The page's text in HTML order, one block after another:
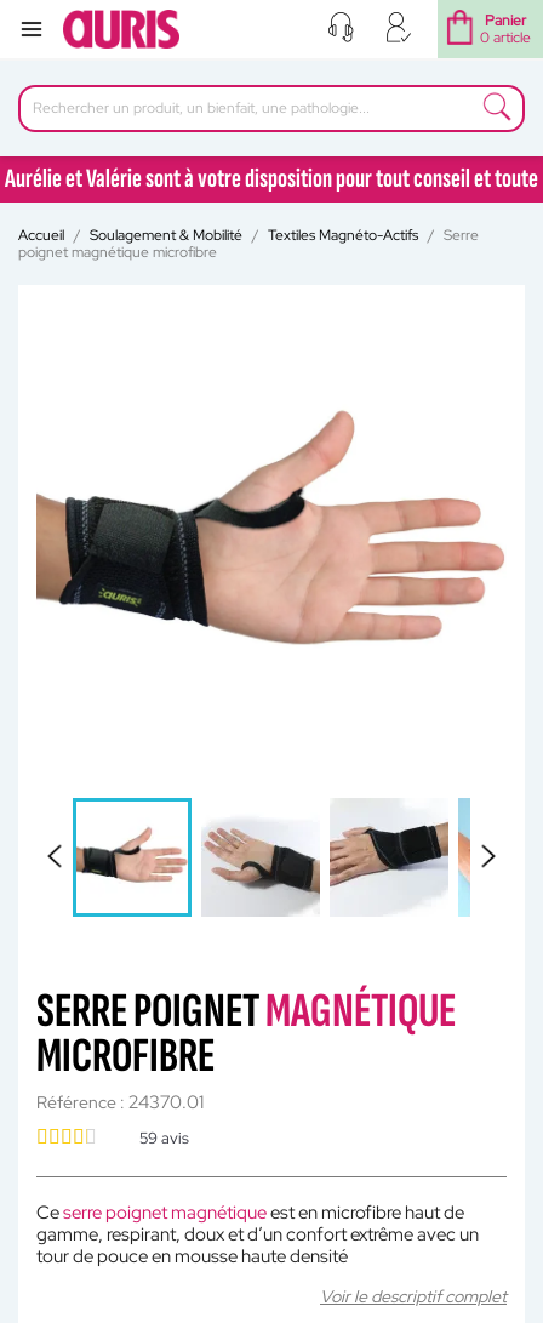
Panier
0 article
Aurélie et Valérie sont à votre disposition pour tout conseil et toute
question au 04 77 92 30 90
Aurélie et Valérie sont à votre disposition pour tout conseil et toute
Accueil Soulagement & Mobilité Textiles Magnéto-Actifs
Serre
poignet magnétique microfibre
SERRE POIGNETMAGNÉTIQUE
MICROFIBRE
Référence : 24370.01
59avis
Ceserre poignet magnétiqueest en microfibre haut de
gamme, respirant, doux et d’un confort extrême avec un
tour de pouce en mousse haute densité
Voir le descriptif complet